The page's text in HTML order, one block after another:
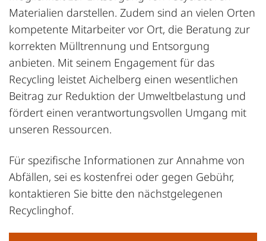
Materialien darstellen. Zudem sind an vielen Orten
kompetente Mitarbeiter vor Ort, die Beratung zur
korrekten Mülltrennung und Entsorgung
anbieten. Mit seinem Engagement für das
Recycling leistet Aichelberg einen wesentlichen
Beitrag zur Reduktion der Umweltbelastung und
fördert einen verantwortungsvollen Umgang mit
unseren Ressourcen.
Für spezifische Informationen zur Annahme von
Abfällen, sei es kostenfrei oder gegen Gebühr,
kontaktieren Sie bitte den nächstgelegenen
Recyclinghof.